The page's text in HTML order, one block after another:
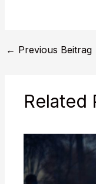
gute Nachricht ist,
natürliche Lösung
Lächeln finden…
← Previous Beitrag
Related